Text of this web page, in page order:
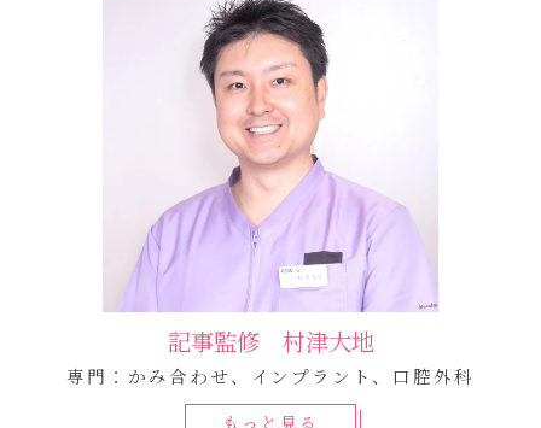
記事監修 村津大地
専門：かみ合わせ、インプラント、口腔外科
もっと見る